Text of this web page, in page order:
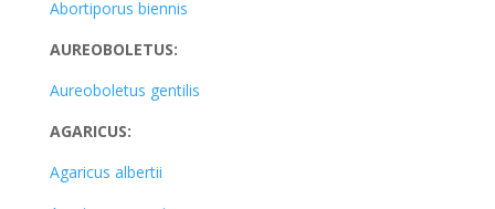
Abortiporus biennis
AUREOBOLETUS:
Aureoboletus gentilis
AGARICUS:
Agaricus albertii